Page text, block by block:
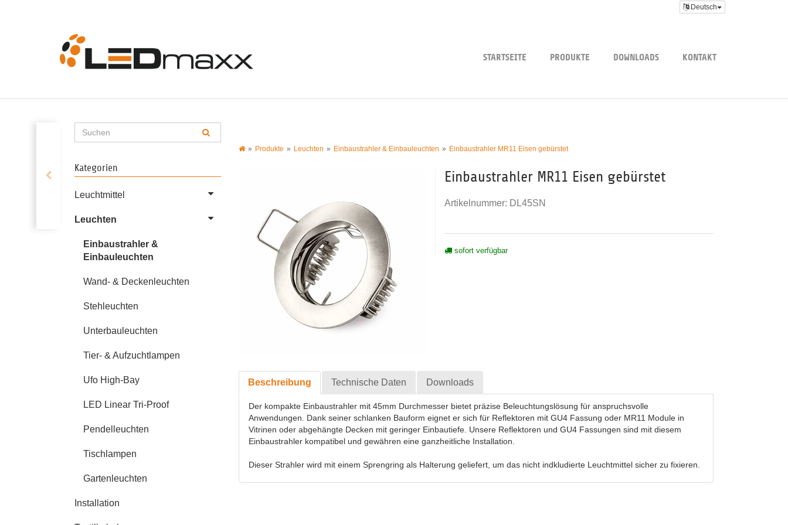
Deutsch
STARTSEITE PRODUKTE DOWNLOADS KONTAKT
Produkte Leuchten Einbaustrahler & Einbauleuchten Einbaustrahler MR11 Eisen gebürstet
Einbaustrahler MR11 Eisen gebürstet
Artikelnummer: DL45SN
sofort verfügbar
Beschreibung Technische Daten Downloads
Der kompakte Einbaustrahler mit 45mm Durchmesser bietet präzise Beleuchtungslösung für anspruchsvolle
Anwendungen. Dank seiner schlanken Bauform eignet er sich für Reflektoren mit GU4 Fassung oder MR11 Module in
Vitrinen oder abgehängte Decken mit geringer Einbautiefe. Unsere Reflektoren und GU4 Fassungen sind mit diesem
Einbaustrahler kompatibel und gewähren eine ganzheitliche Installation.
Dieser Strahler wird mit einem Sprengring als Halterung geliefert, um das nicht indkludierte Leuchtmittel sicher zu fixieren.
Kategorien
Leuchtmittel
Leuchten
Einbaustrahler &
Einbauleuchten
Wand- & Deckenleuchten
Stehleuchten
Unterbauleuchten
Tier- & Aufzuchtlampen
Ufo High-Bay
LED Linear Tri-Proof
Pendelleuchten
Tischlampen
Gartenleuchten
Installation